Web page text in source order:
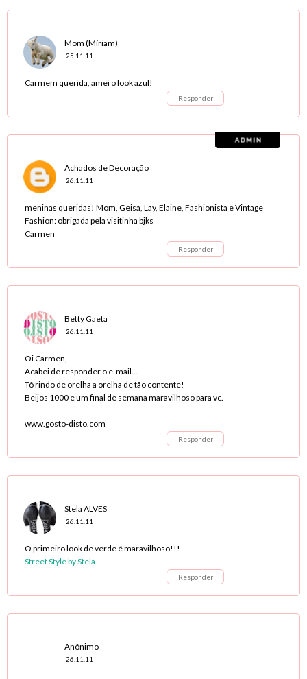
Mom (Míriam)
25.11.11
Carmem querida, amei o look azul!
Responder
Achados de Decoração
26.11.11
meninas queridas! Mom, Geisa, Lay, Elaine, Fashionista e Vintage
Fashion: obrigada pela visitinha bjks
Carmen
Responder
Betty Gaeta
26.11.11
Oi Carmen,
Acabei de responder o e-mail...
Tô rindo de orelha a orelha de tão contente!
Beijos 1000 e um final de semana maravilhoso para vc.
www.gosto-disto.com
Responder
Stela ALVES
26.11.11
O primeiro look de verde é maravilhoso!!!
Street Style by Stela
Responder
Anônimo
26.11.11